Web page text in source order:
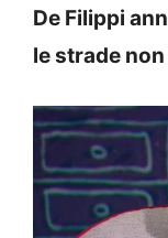
De Filippi
le strade